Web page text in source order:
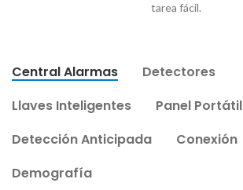
tarea fácil.
Central Alarmas
Detectores
Llaves Inteligentes
Panel Portátil
Detección Anticipada
Conexión
Demografía